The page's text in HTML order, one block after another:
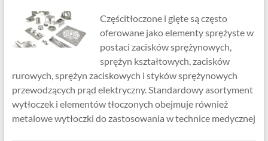
Częścitłoczone i gięte są często
oferowane jako elementy sprężyste w
postaci zacisków sprężynowych,
sprężyn kształtowych, zacisków
rurowych, sprężyn zaciskowych i styków sprężynowych
przewodzących prąd elektryczny. Standardowy asortyment
wytłoczek i elementów tłoczonych obejmuje również
metalowe wytłoczki do zastosowania w technice medycznej